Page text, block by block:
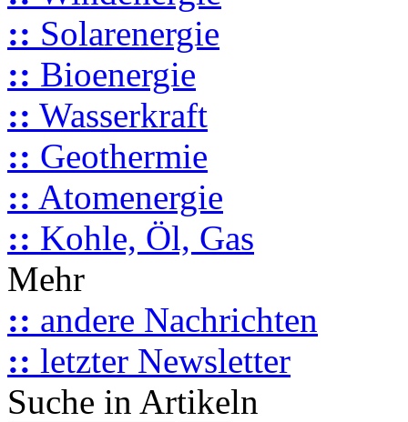
:: Solarenergie
:: Bioenergie
:: Wasserkraft
:: Geothermie
:: Atomenergie
:: Kohle, Öl, Gas
Mehr
:: andere Nachrichten
:: letzter Newsletter
Suche in Artikeln